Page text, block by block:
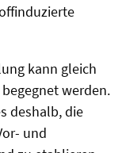
kann gleich
werden.
deshalb, die
und